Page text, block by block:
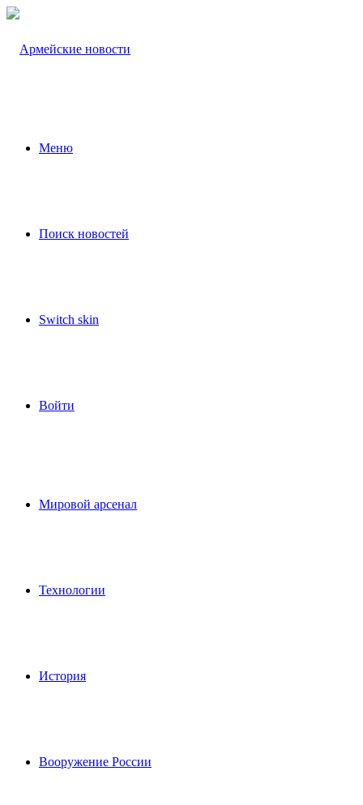
Меню
Поиск новостей
Switch skin
Войти
Мировой арсенал
Технологии
История
Вооружение России